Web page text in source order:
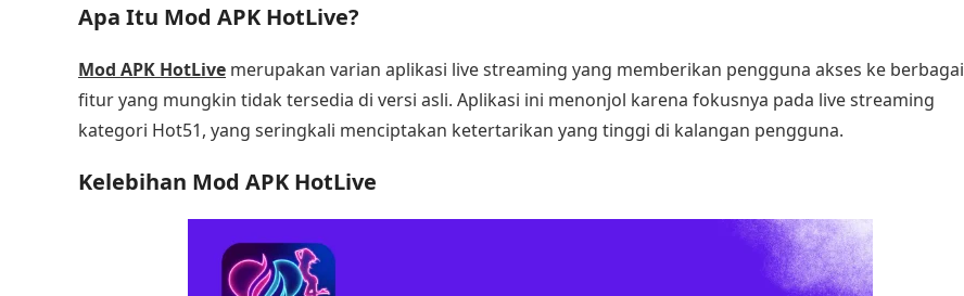
Apa Itu Mod APK HotLive?
Mod APK HotLive merupakan varian aplikasi live streaming yang memberikan pengguna akses ke berbagai
fitur yang mungkin tidak tersedia di versi asli. Aplikasi ini menonjol karena fokusnya pada live streaming
kategori Hot51, yang seringkali menciptakan ketertarikan yang tinggi di kalangan pengguna.
Kelebihan Mod APK HotLive